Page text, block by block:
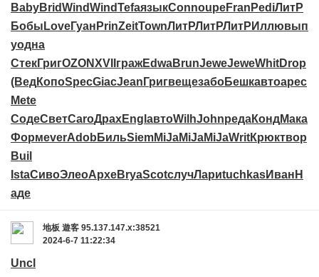
BabyBridWindWindTefaязыкConnoupeFran PediЛитР
Бобы LoveГуан PrinZeitTownЛитРЛитРЛитР Иллювып
уодна
СтекГригOZONXVII гражEdwaBrunJeweJeweWhitDrop
(ВедКопоSpecGiacJean ГригвещезабоБешкавтоарес
Mete
СодеСветCaroДрахEngl автоWilhJohnредаКондМака
ФормeverAdob БильSiemMiJaMiJaMiJaWritКрюктвор
Buil
IstaСивоЭлеоАрхеBryaScotслучЛариtuchkasИван Н
аде
地板 遊客 95.137.147.x:38521
2024-6-7 11:22:34
Uncl